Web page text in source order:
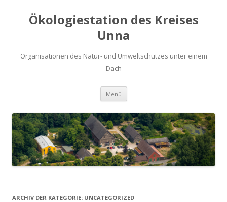
Ökologiestation des Kreises
Unna
Organisationen des Natur- und Umweltschutzes unter einem
Dach
Menü Zum
springen
ARCHIV DER KATEGORIE: UNCATEGORIZED